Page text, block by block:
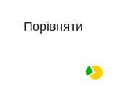
Порівняти